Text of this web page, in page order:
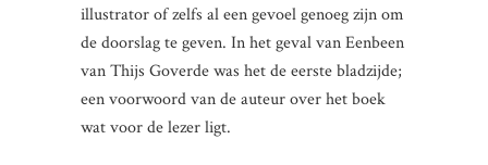
illustrator of zelfs al een gevoel genoeg zijn om
de doorslag te geven. In het geval van Eenbeen
van Thijs Goverde was het de eerste bladzijde;
een voorwoord van de auteur over het boek
wat voor de lezer ligt.